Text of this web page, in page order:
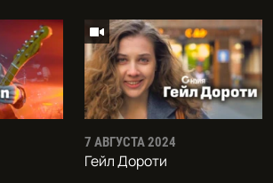
7 АВГУСТА 2024
Гейл Дороти